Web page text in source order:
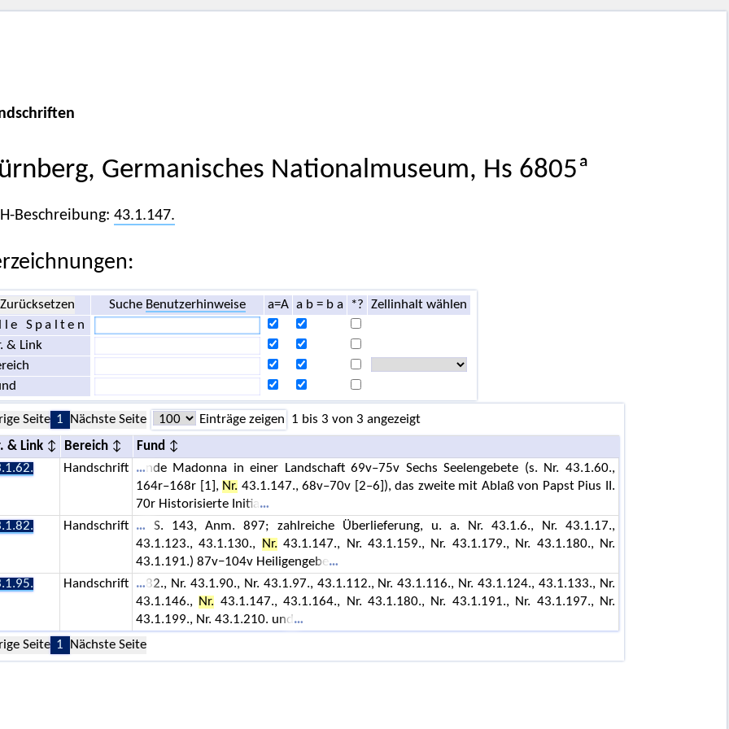
Germanisches Nationalmuseum, Hs 6805ª
Beschreibung: 43.1.147.
Zurücksetzen Suche Benutzerhinweise a=A a b = b a *?
Zellinhalt wählen
Spalten
& Link
Seite 1 Nächste Seite Einträge zeigen 1 bis 3 von 3 angezeigt
& Link Bereich
Fund
Handschrift
nde Madonna in einer Landschaft 69v–75v Sechs Seelengebete (s. Nr. 43.1.60.,
164r–168r [1], Nr. 43.1.147., 68v–70v [2–6]), das zweite mit Ablaß von Papst Pius II.
70r Historisierte Initia
Handschrift
S. 143, Anm. 897; zahlreiche Überlieferung, u. a. Nr. 43.1.6., Nr. 43.1.17.,
43.1.123., 43.1.130.,
Nr. 43.1.147., Nr. 43.1.159., Nr. 43.1.179., Nr. 43.1.180., Nr.
43.1.191.) 87v−104v Heiligengebe
Handschrift
82., Nr. 43.1.90., Nr. 43.1.97., 43.1.112., Nr. 43.1.116., Nr. 43.1.124., 43.1.133., Nr.
43.1.146.,
Nr. 43.1.147., 43.1.164., Nr. 43.1.180., Nr. 43.1.191., Nr. 43.1.197., Nr.
43.1.199., Nr. 43.1.210. und
Seite 1 Nächste Seite